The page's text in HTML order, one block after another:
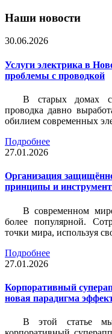
Наши новости
30.06.2026
Услуги электрика в
проблемы с проводкой
В старых домах
проводка давно
обилием современных
Подробнее
27.01.2026
Организация
принципы и
В современном
более популярной.
точки мира, используя
Подробнее
27.01.2026
Корпоративный
новая парадигма
В этой статье